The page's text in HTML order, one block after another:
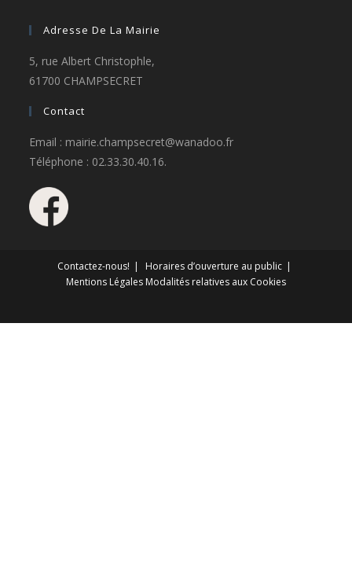
Adresse De La Mairie
5, rue Albert Christophle,
61700 CHAMPSECRET
Contact
Email : mairie.champsecret@wanadoo.fr
Téléphone : 02.33.30.40.16.
Contactez-nous!
Horaires d’ouverture au public
Mentions Légales Modalités relatives aux Cookies